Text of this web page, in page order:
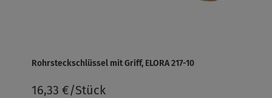
Rohrsteckschlüssel mit Griff, ELORA 217-10
16,33 €/Stück